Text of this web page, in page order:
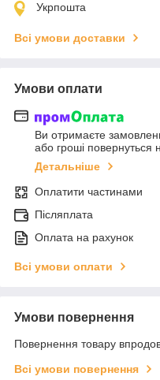
Укрпошта
Всі умови доставки
Умови оплати
Ви отримаєте
або гроші повернуться
Детальніше
Оплатити частинами
Післяплата
Оплата на рахунок
Всі умови оплати
Умови повернення
Повернення товару
Всі умови повернення